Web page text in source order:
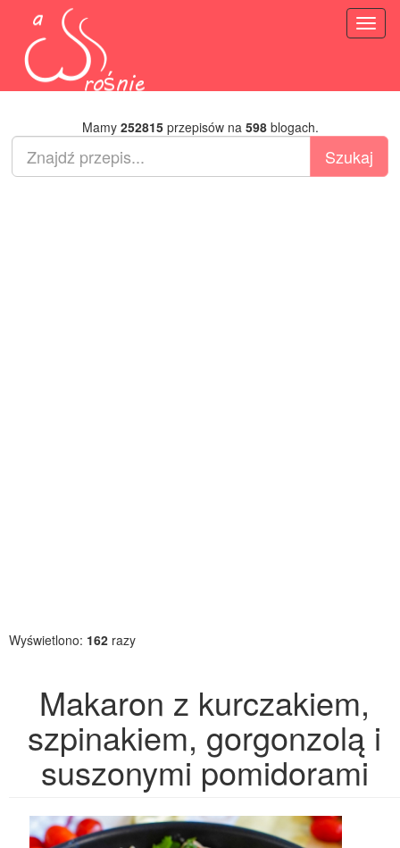
Mamy 252815przepisów na 598blogach.
Wyświetlono: 162 razy
Makaron z kurczakiem,
szpinakiem, gorgonzolą i
suszonymi pomidorami